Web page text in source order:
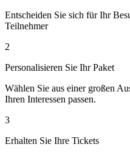
Entscheiden Sie sich für Ihr
Teilnehmer
2
Personalisieren Sie Ihr Paket
Wählen Sie aus einer großen
Ihren Interessen passen.
3
Erhalten Sie Ihre Tickets